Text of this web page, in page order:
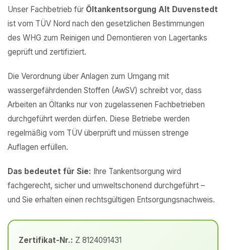
Unser Fachbetrieb für Öltankentsorgung Alt Duvenstedt
ist vom TÜV Nord nach den gesetzlichen Bestimmungen
des WHG zum Reinigen und Demontieren von Lagertanks
geprüft und zertifiziert.
Die Verordnung über Anlagen zum Umgang mit
wassergefährdenden Stoffen (AwSV) schreibt vor, dass
Arbeiten an Öltanks nur von zugelassenen Fachbetrieben
durchgeführt werden dürfen. Diese Betriebe werden
regelmäßig vom TÜV überprüft und müssen strenge
Auflagen erfüllen.
Das bedeutet für Sie: Ihre Tankentsorgung wird
fachgerecht, sicher und umweltschonend durchgeführt –
und Sie erhalten einen rechtsgültigen Entsorgungsnachweis.
Zertifikat-Nr.: Z 8124091431